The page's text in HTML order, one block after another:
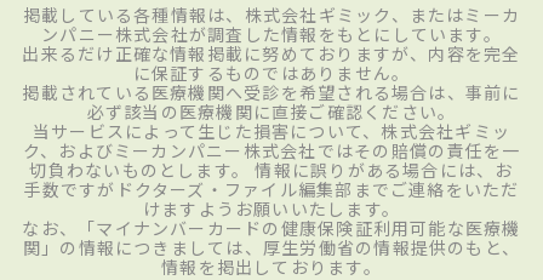
掲載している各種情報は、株式会社ギミック、またはミーカ
ンパニー株式会社が調査した情報をもとにしています。
出来るだけ正確な情報掲載に努めておりますが、内容を完全
に保証するものではありません。
掲載されている医療機関へ受診を希望される場合は、事前に
必ず該当の医療機関に直接ご確認ください。
当サービスによって生じた損害について、株式会社ギミッ
ク、およびミーカンパニー株式会社ではその賠償の責任を一
切負わないものとします。 情報に誤りがある場合には、お
手数ですがドクターズ・ファイル編集部までご連絡をいただ
けますようお願いいたします。
なお、「マイナンバーカードの健康保険証利用可能な医療機
関」の情報につきましては、厚生労働省の情報提供のもと、
情報を掲出しております。